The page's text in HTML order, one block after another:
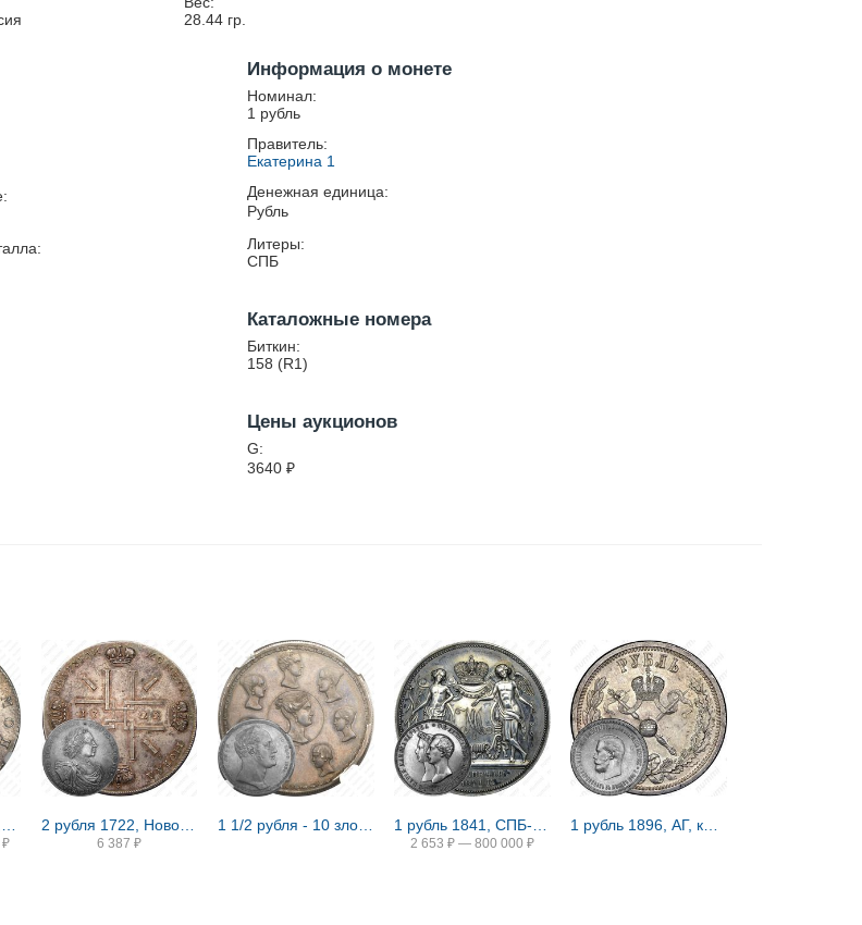
28.44гр.
Информация о монете
Номинал:
1 рубль
Правитель:
Екатерина 1
Денежная единица:
Рубль
Литеры:
СПБ
Каталожные номера
Биткин:
158 (R1)
Цены аукционов
G:
3640 ₽
₽
2 рубля 1722, Новодел
6 387 ₽
1 1/2 рубля - 10 злотых 1836, семейный, П. У., Новодел
2 653 ₽ — 800 000 ₽